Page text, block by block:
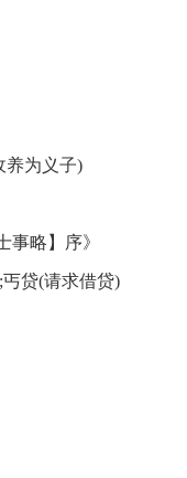
养为义子)
略】序》
贷(请求借贷)